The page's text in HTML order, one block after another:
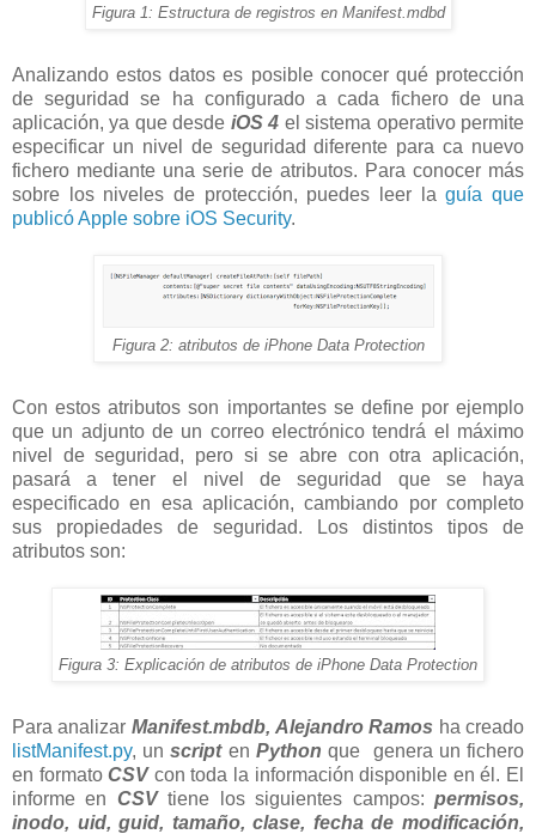
Figura 1: Estructura de registros en Manifest.mdbd
Analizando estos datos es posible conocer qué protección
de seguridad se ha configurado a cada fichero de una
aplicación, ya que desde iOS 4 el sistema operativo permite
especificar un nivel de seguridad diferente para ca nuevo
fichero mediante una serie de atributos. Para conocer más
sobre los niveles de protección, puedes leer laguía que
publicó Apple sobre iOS Security.
Figura 2: atributos de iPhone Data Protection
Con estos atributos son importantes se define por ejemplo
que un adjunto de un correo electrónico tendrá el máximo
nivel de seguridad, pero si se abre con otra aplicación,
pasará a tener el nivel de seguridad que se haya
especificado en esa aplicación, cambiando por completo
sus propiedades de seguridad. Los distintos tipos de
atributos son:
Figura 3: Explicación de atributos de iPhone Data Protection
Para analizar Manifest.mbdb, Alejandro Ramos ha creado
listManifest.py, unscripten Python que genera un fichero
en formatoCSVcon toda la información disponible en él. El
informe en CSVtiene los siguientes campos:permisos,
inodo, uid, guid, tamaño, clase, fecha de modificación,